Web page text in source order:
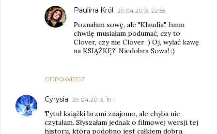
ODPOWIEDZ
Paulina Król 29.04.2013, 22:55
Poznałam sowę, ale "Klaudia", hmm
chwilę musiałam podumać, czy to
Clover, czy nie Clover :) Oj, wylać kawę
na KSIĄŻKĘ?! Niedobra Sowa! :)
Cyrysia 29.04.2013, 19:11
Tytuł książki brzmi znajomo, ale chyba nie
czytałam. Słyszałam jednak o filmowej wersji tej
historii, która podobno jest całkiem dobra.